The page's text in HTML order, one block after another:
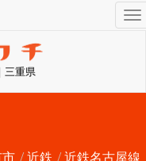
三重県
近鉄
近鉄名古屋線